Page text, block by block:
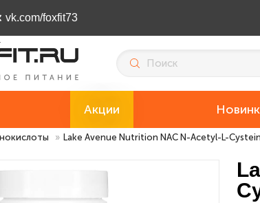
vk.com/foxfit73
Акции
» Lake Avenue Nutrition NAC N-Acetyl-L-